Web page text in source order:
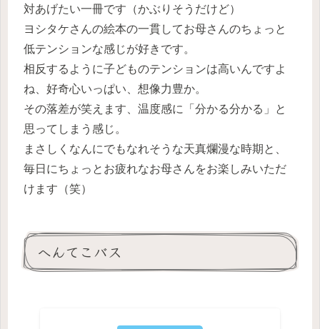
対あげたい一冊です（かぶりそうだけど）
ヨシタケさんの絵本の一貫してお母さんのちょっと
低テンションな感じが好きです。
相反するように子どものテンションは高いんですよ
ね、好奇心いっぱい、想像力豊か。
その落差が笑えます、温度感に「分かる分かる」と
思ってしまう感じ。
まさしくなんにでもなれそうな天真爛漫な時期と、
毎日にちょっとお疲れなお母さんをお楽しみいただ
けます（笑）
へんてこバス